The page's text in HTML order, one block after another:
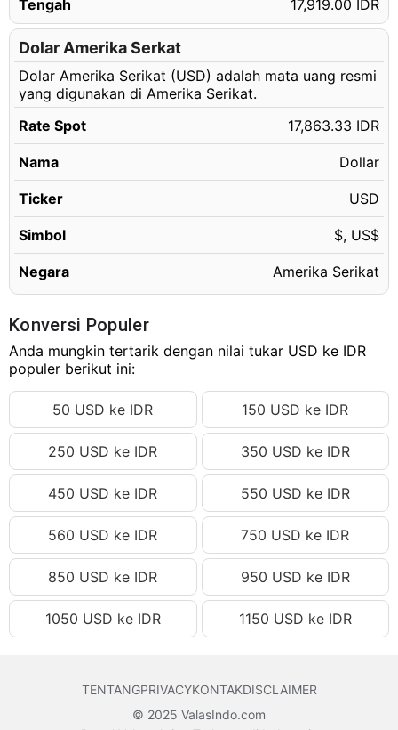
326.17 USD
Rp5,826,482.35 IDR
326.18 USD
326.19 USD
Rp5,826,839.61 IDR
326.20 USD
Rp5,827,018.25 IDR
326.21 USD
Rp5,827,196.88 IDR
326.22 USD
Rp5,827,375.51 IDR
326.23 USD
Rp5,827,554.15 IDR
326.24 USD
Rp5,827,732.78 IDR
326.25 USD
326.26 USD
Rp5,828,090.05 IDR
326.27 USD
326.28 USD
Rp5,828,447.31 IDR
326.29 USD
326.30 USD
Rp5,828,804.58 IDR
Rp5,828,983.21 IDR
326.32 USD
Rp5,829,161.85 IDR
326.33 USD
Rp5,829,340.48 IDR
326.34 USD
Rp5,829,519.11 IDR
326.35 USD
Rp5,829,697.75 IDR
326.36 USD
Rp5,829,876.38 IDR
326.37 USD
Rp5,830,055.01 IDR
326.39 USD
Rp5,830,412.28 IDR
Rp5,830,590.91 IDR
Tengah
17,919.00 IDR
Dolar Amerika Serkat
Dolar Amerika Serikat (USD) adalah mata uang resmi
yang digunakan di Amerika Serikat.
Rate Spot
17,863.33 IDR
Nama Dollar
Ticker USD
Simbol $, US$
Negara Amerika Serikat
Konversi Populer
Anda mungkin tertarik dengan nilai tukar USD ke IDR
populer berikut ini:
50 USD ke IDR 150 USD ke IDR
250 USD ke IDR 350 USD ke IDR
450 USD ke IDR 550 USD ke IDR
560 USD ke IDR 750 USD ke IDR
850 USD ke IDR 950 USD ke IDR
1050 USD ke IDR 1150 USD ke IDR
TENTANGPRIVACYKONTAKDISCLAIMER
© 2025 ValasIndo.com